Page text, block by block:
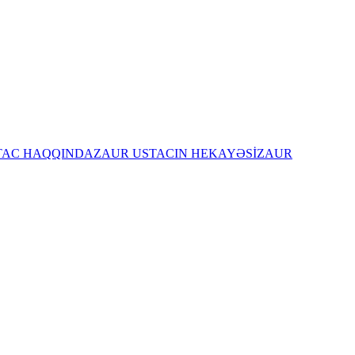
HAQQINDAZAUR USTACIN HEKAYƏSİZAUR